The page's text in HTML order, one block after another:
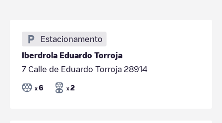
Estacionamento
Iberdrola Eduardo Torroja
7 Calle de Eduardo Torroja 28914
x 6 x 2